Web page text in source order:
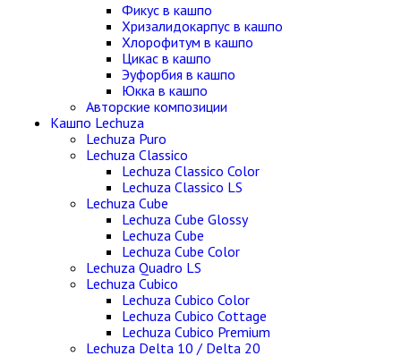
Фикус в кашпо
Хризалидокарпус в кашпо
Хлорофитум в кашпо
Цикас в кашпо
Эуфорбия в кашпо
Юкка в кашпо
Авторские композиции
Кашпо Lechuza
Lechuza Puro
Lechuza Classico
Lechuza Classico Color
Lechuza Classico LS
Lechuza Cube
Lechuza Cube Glossy
Lechuza Cube
Lechuza Cube Color
Lechuza Quadro LS
Lechuza Cubico
Lechuza Cubico Color
Lechuza Cubico Cottage
Lechuza Cubico Premium
Lechuza Delta 10 / Delta 20